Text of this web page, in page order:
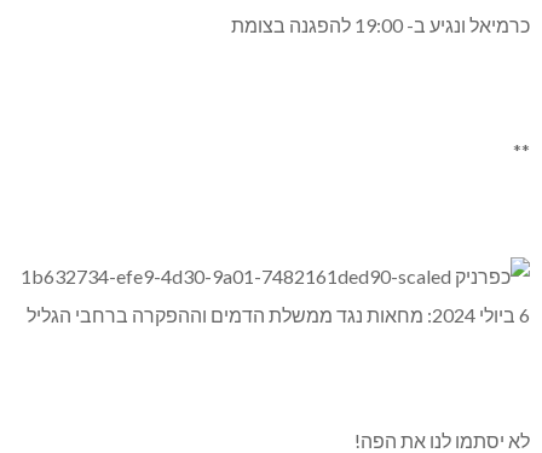
כרמיאל ונגיע ב- 19:00 להפגנה בצומת
**
לא יסתמו לנו את הפה!